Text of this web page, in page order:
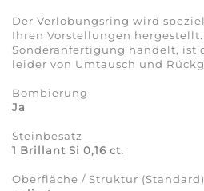
Der Verlobungsring wird
Ihren Vorstellungen
Sonderanfertigung handelt, ist
leider von Umtausch und
Bombierung
Ja
Steinbesatz
1 Brillant Si 0,16 ct.
Oberfläche / Struktur (Standard)